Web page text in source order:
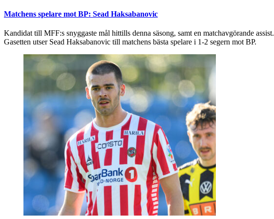
Matchens spelare mot BP: Sead Haksabanovic
Kandidat till MFF:s snyggaste mål hittills denna säsong, samt en matchavgörande assist.
Gasetten utser Sead Haksabanovic till matchens bästa spelare i 1-2 segern mot BP.